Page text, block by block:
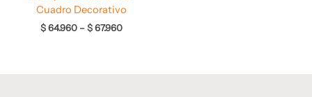
Cuadro Decorativo
$64.960 –$67.960